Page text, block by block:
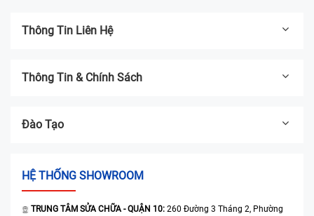
Thông Tin Liên Hệ
Thông Tin & Chính Sách
Đào Tạo
HỆ THỐNG SHOWROOM
TRUNG TÂM SỬA CHỮA - QUẬN 10: 260 Đường 3 Tháng 2, Phường